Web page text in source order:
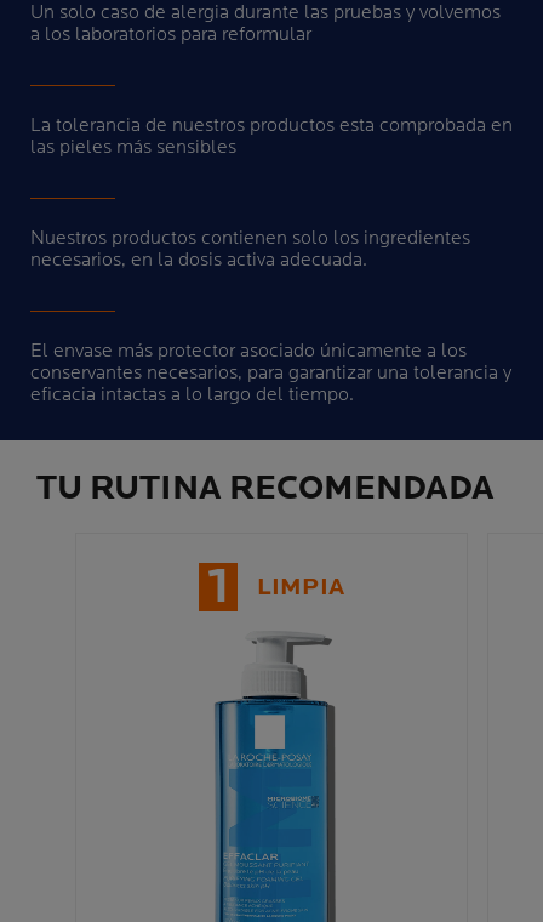
Un solo caso de alergia durante las pruebas y volvemos
a los laboratorios para reformular
La tolerancia de nuestros productos esta comprobada en
las pieles más sensibles
Nuestros productos contienen solo los ingredientes
necesarios, en la dosis activa adecuada.
El envase más protector asociado únicamente a los
conservantes necesarios, para garantizar una tolerancia y
eficacia intactas a lo largo del tiempo.
TU RUTINA RECOMENDADA
1 LIMPIA